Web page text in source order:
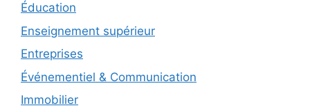
Éducation
Enseignement supérieur
Entreprises
Événementiel & Communication
Immobilier